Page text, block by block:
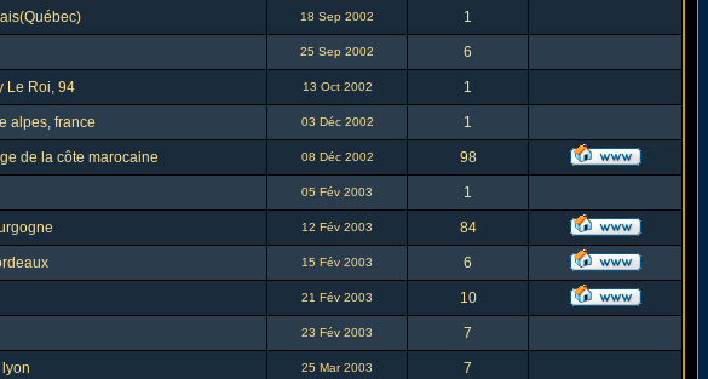
18 Sep 2002 1
25 Sep 2002 6
Le Roi, 94 13 Oct 2002 1
alpes, france 03 Déc 2002 1
de la côte marocaine 08 Déc 2002 98
05 Fév 2003 1
12 Fév 2003 84
15 Fév 2003 6
21 Fév 2003 10
23 Fév 2003 7
lyon 25 Mar 2003 7